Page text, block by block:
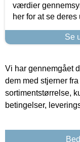
værdier
her for at se deres
Se
Vi har gennemgået
dem med stjerner
sortimentstørrelse,
betingelser,